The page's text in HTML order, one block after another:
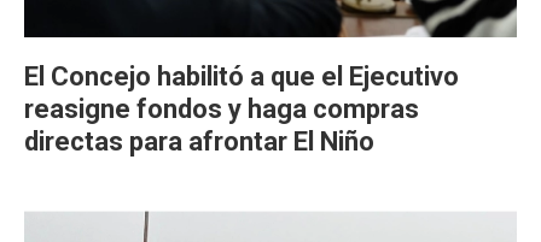
El Concejo habilitó a que el Ejecutivo
reasigne fondos y haga compras
directas para afrontar El Niño